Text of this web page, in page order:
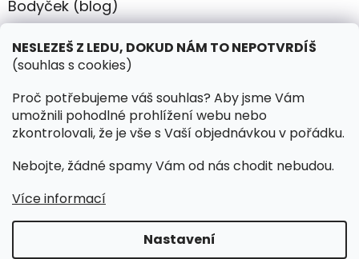
NESLEZEŠ Z LEDU, DOKUD NÁM TO NEPOTVRDÍŠ
(souhlas s cookies)
Proč potřebujeme váš souhlas? Aby jsme Vám
umožnili pohodlné prohlížení webu nebo
zkontrolovali, že je vše s Vaší objednávkou v pořádku.
Nebojte, žádné spamy Vám od nás chodit nebudou.
Více informací
Nastavení
Bodyček (blog)
BIOSTEEL - Kdy je vhodné pít protein?
Kontakt
objednavky @hokejnet.cz
hokejnetcz
Vytvořil Shoptet